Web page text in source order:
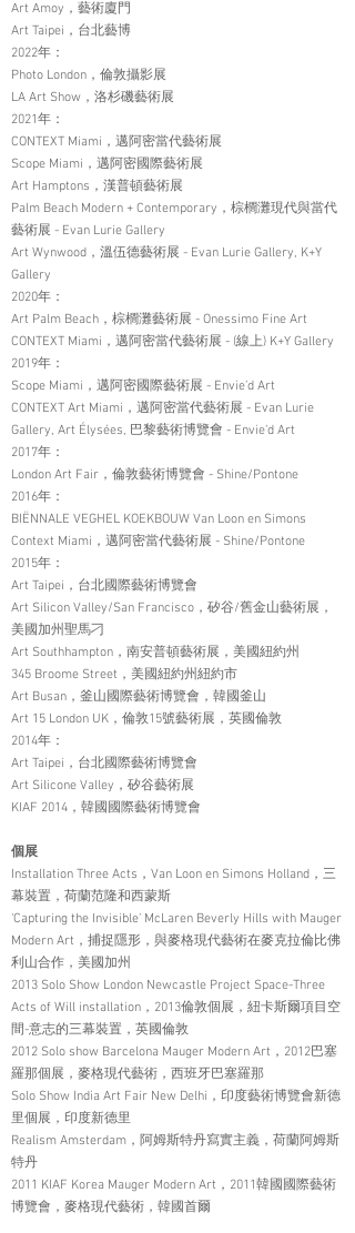
Art Amoy，藝術廈門
Art Taipei，台北藝博
2022年：
Photo London，倫敦攝影展
LA Art Show，洛杉磯藝術展
2021年：
CONTEXT Miami，邁阿密當代藝術展
Scope Miami，邁阿密國際藝術展
Art Hamptons，漢普頓藝術展
Palm Beach Modern + Contemporary，棕櫚灘現代與當代
藝術展 - Evan Lurie Gallery
Art Wynwood，溫伍德藝術展 - Evan Lurie Gallery, K+Y
Gallery
2020年：
Art Palm Beach，棕櫚灘藝術展 - Onessimo Fine Art
CONTEXT Miami，邁阿密當代藝術展 - (線上) K+Y Gallery
2019年：
Scope Miami，邁阿密國際藝術展 - Envie’d Art
CONTEXT Art Miami，邁阿密當代藝術展 - Evan Lurie
Gallery, Art Élysées, 巴黎藝術博覽會 - Envie’d Art
2017年：
London Art Fair，倫敦藝術博覽會 - Shine/Pontone
2016年：
BIËNNALE VEGHEL KOEKBOUW Van Loon en Simons
Context Miami，邁阿密當代藝術展 - Shine/Pontone
2015年：
Art Taipei，台北國際藝術博覽會
Art Silicon Valley/San Francisco，矽谷/舊金山藝術展，
美國加州聖馬刁
Art Southhampton，南安普頓藝術展，美國紐約州
345 Broome Street，美國紐約州紐約市
Art Busan，釜山國際藝術博覽會，韓國釜山
Art 15 London UK，倫敦15號藝術展，英國倫敦
2014年：
Art Taipei，台北國際藝術博覽會
Art Silicone Valley，矽谷藝術展
KIAF 2014，韓國國際藝術博覽會
個展
Installation Three Acts，Van Loon en Simons Holland，三
幕裝置，荷蘭范隆和西蒙斯
‘Capturing the Invisible’ McLaren Beverly Hills with Mauger
Modern Art，捕捉隱形，與麥格現代藝術在麥克拉倫比佛
利山合作，美國加州
2013 Solo Show London Newcastle Project Space-Three
Acts of Will installation，2013倫敦個展，紐卡斯爾項目空
間-意志的三幕裝置，英國倫敦
2012 Solo show Barcelona Mauger Modern Art，2012巴塞
羅那個展，麥格現代藝術，西班牙巴塞羅那
Solo Show India Art Fair New Delhi，印度藝術博覽會新德
里個展，印度新德里
Realism Amsterdam，阿姆斯特丹寫實主義，荷蘭阿姆斯
特丹
2011 KIAF Korea Mauger Modern Art，2011韓國國際藝術
博覽會，麥格現代藝術，韓國首爾